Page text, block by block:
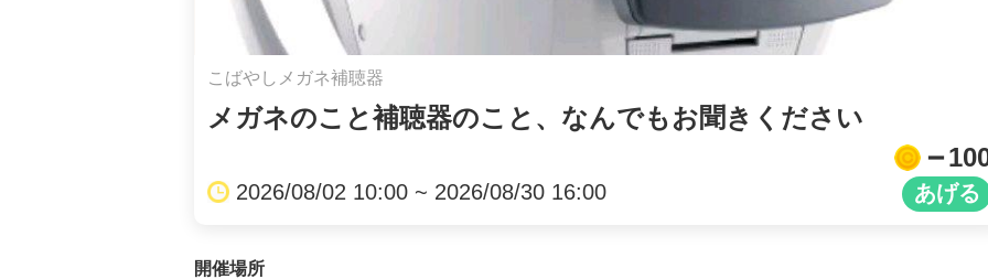
こばやしメガネ補聴器
メガネのこと補聴器のこと、なんでもお聞きください
2026/08/02 10:00 ~ 2026/08/30 16:00
開催場所